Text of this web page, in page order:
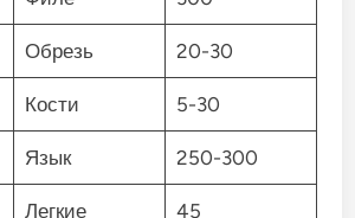
Обрезь 20-30
Кости 5-30
Язык 250-300
Легкие 45